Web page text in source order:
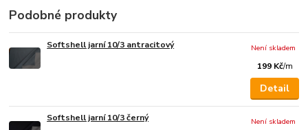
Podobné produkty
Softshell jarní 10/3 antracitový
199 Kč/m
Není skladem
Detail
Softshell jarní 10/3 černý
Není skladem